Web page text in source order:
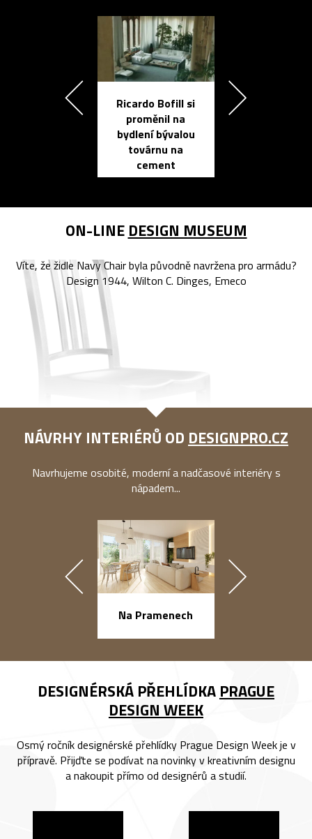
Ricardo Bofill si
proměnil na
bydlení bývalou
továrnu na
cement
ON-LINE DESIGN MUSEUM
Víte, že židle Navy Chair byla původně navržena pro armádu?
Design 1944, Wilton C. Dinges, Emeco
NÁVRHY INTERIÉRŮ OD DESIGNPRO.CZ
Navrhujeme osobité, moderní a nadčasové interiéry s
nápadem...
Na Pramenech
DESIGNÉRSKÁ PŘEHLÍDKA PRAGUE
DESIGN WEEK
Osmý ročník designérské přehlídky Prague Design Week je v
přípravě. Přijďte se podívat na novinky v kreativním designu
a nakoupit přímo od designérů a studií.